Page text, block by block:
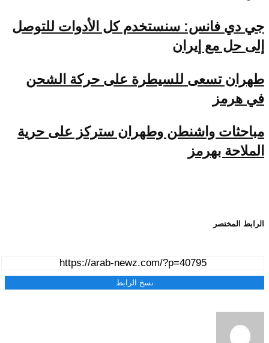
جي دي فانس: سنستخدم كل الأدوات للتوصل
إلى حل مع إيران
طهران تسعى للسيطرة على حركة الشحن
في هرمز
مباحثات واشنطن وطهران ستركز على حرية
الملاحة بهرمز
الرابط المختصر
نسخ الرابط